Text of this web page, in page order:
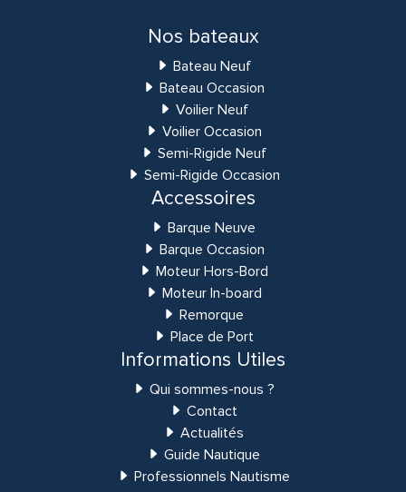
Nos bateaux
Bateau Neuf
Bateau Occasion
Voilier Neuf
Voilier Occasion
Semi-Rigide Neuf
Semi-Rigide Occasion
Accessoires
Barque Neuve
Barque Occasion
Moteur Hors-Bord
Moteur In-board
Remorque
Place de Port
Informations Utiles
Qui sommes-nous ?
Contact
Actualités
Guide Nautique
Professionnels Nautisme